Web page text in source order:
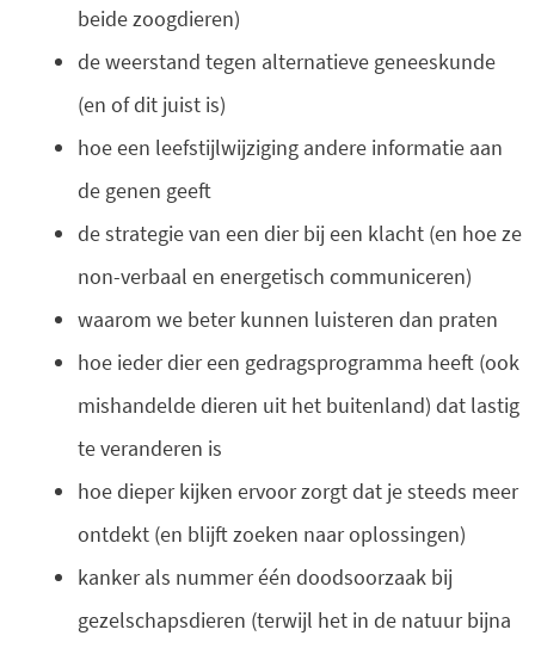
beide zoogdieren)
de weerstand tegen alternatieve geneeskunde
(en of dit juist is)
hoe een leefstijlwijziging andere informatie aan
de genen geeft
de strategie van een dier bij een klacht (en hoe ze
non-verbaal en energetisch communiceren)
waarom we beter kunnen luisteren dan praten
hoe ieder dier een gedragsprogramma heeft (ook
mishandelde dieren uit het buitenland) dat lastig
te veranderen is
hoe dieper kijken ervoor zorgt dat je steeds meer
ontdekt (en blijft zoeken naar oplossingen)
kanker als nummer één doodsoorzaak bij
gezelschapsdieren (terwijl het in de natuur bijna